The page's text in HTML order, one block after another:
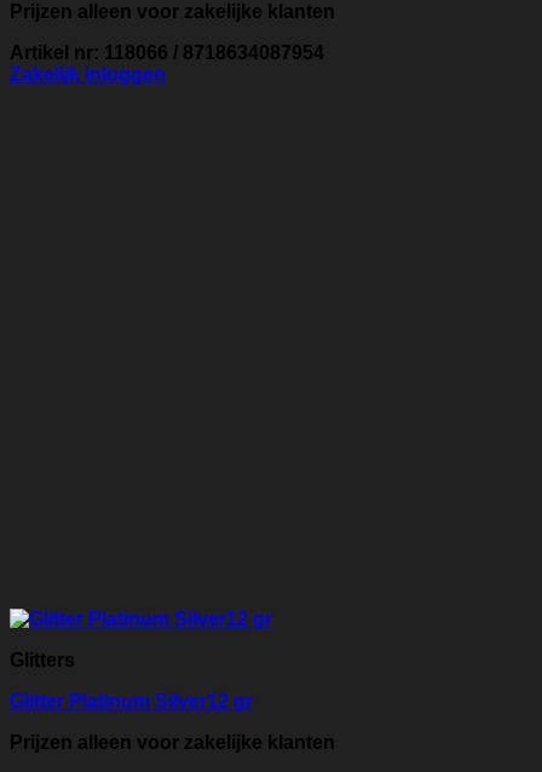
Prijzen alleen voor zakelijke klanten
Artikel nr: 118066 / 8718634087954
Zakelijk inloggen
Glitters
Glitter Platinum Silver12 gr
Prijzen alleen voor zakelijke klanten